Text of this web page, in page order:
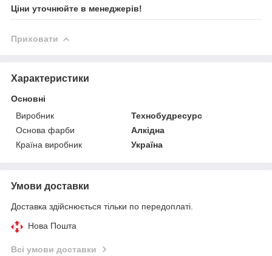
Ціни уточнюйте в менеджерів!
Приховати
Характеристики
Основні
Виробник
Технобудресурс
Основа фарби
Алкідна
Країна виробник
Україна
Умови доставки
Доставка здійснюється тільки по передоплаті.
Нова Пошта
Всі умови доставки